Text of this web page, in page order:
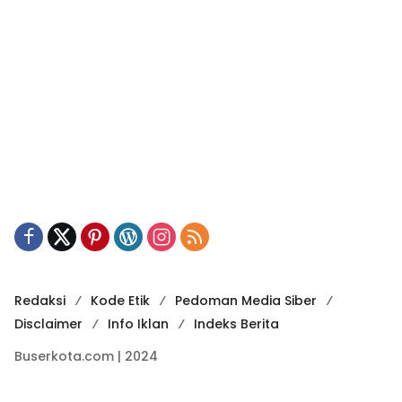
Redaksi Kode Etik
Pedoman Media Siber
Disclaimer
Info Iklan
Indeks Berita
Buserkota.com | 2024